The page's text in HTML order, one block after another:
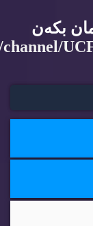
بكه‌ن